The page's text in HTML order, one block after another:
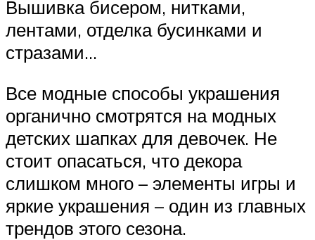
Вышивка бисером, нитками,
лентами, отделка бусинками и
стразами…
Все модные способы украшения
органично смотрятся на модных
детских шапках для девочек. Не
стоит опасаться, что декора
слишком много – элементы игры и
яркие украшения – один из главных
трендов этого сезона.